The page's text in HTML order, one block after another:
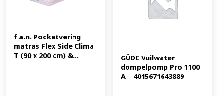
f.a.n. Pocketvering
matras Flex Side Clima
T (90 x 200 cm) &...
GÜDE Vuilwater
dompelpomp Pro 1100
A – 4015671643889